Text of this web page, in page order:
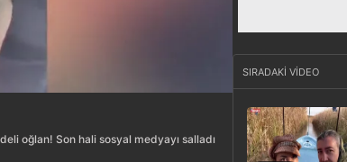
oğlan! Son hali sosyal medyayı salladı
SIRADAKİ VİDEO